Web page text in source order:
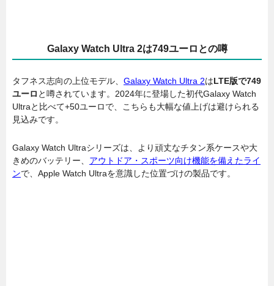
Galaxy Watch Ultra 2は749ユーロとの噂
タフネス志向の上位モデル、 Galaxy Watch Ultra 2はLTE版で749
ユーロ と噂されています。2024年に登場した初代Galaxy Watch
Ultraと比べて+50ユーロで、こちらも大幅な値上げは避けられる
見込みです。
Galaxy Watch Ultraシリーズは、より頑丈なチタン系ケースや大
きめのバッテリー、 アウトドア・スポーツ向け機能を備えたライ
ンで、Apple Watch Ultraを意識した位置づけの製品です。